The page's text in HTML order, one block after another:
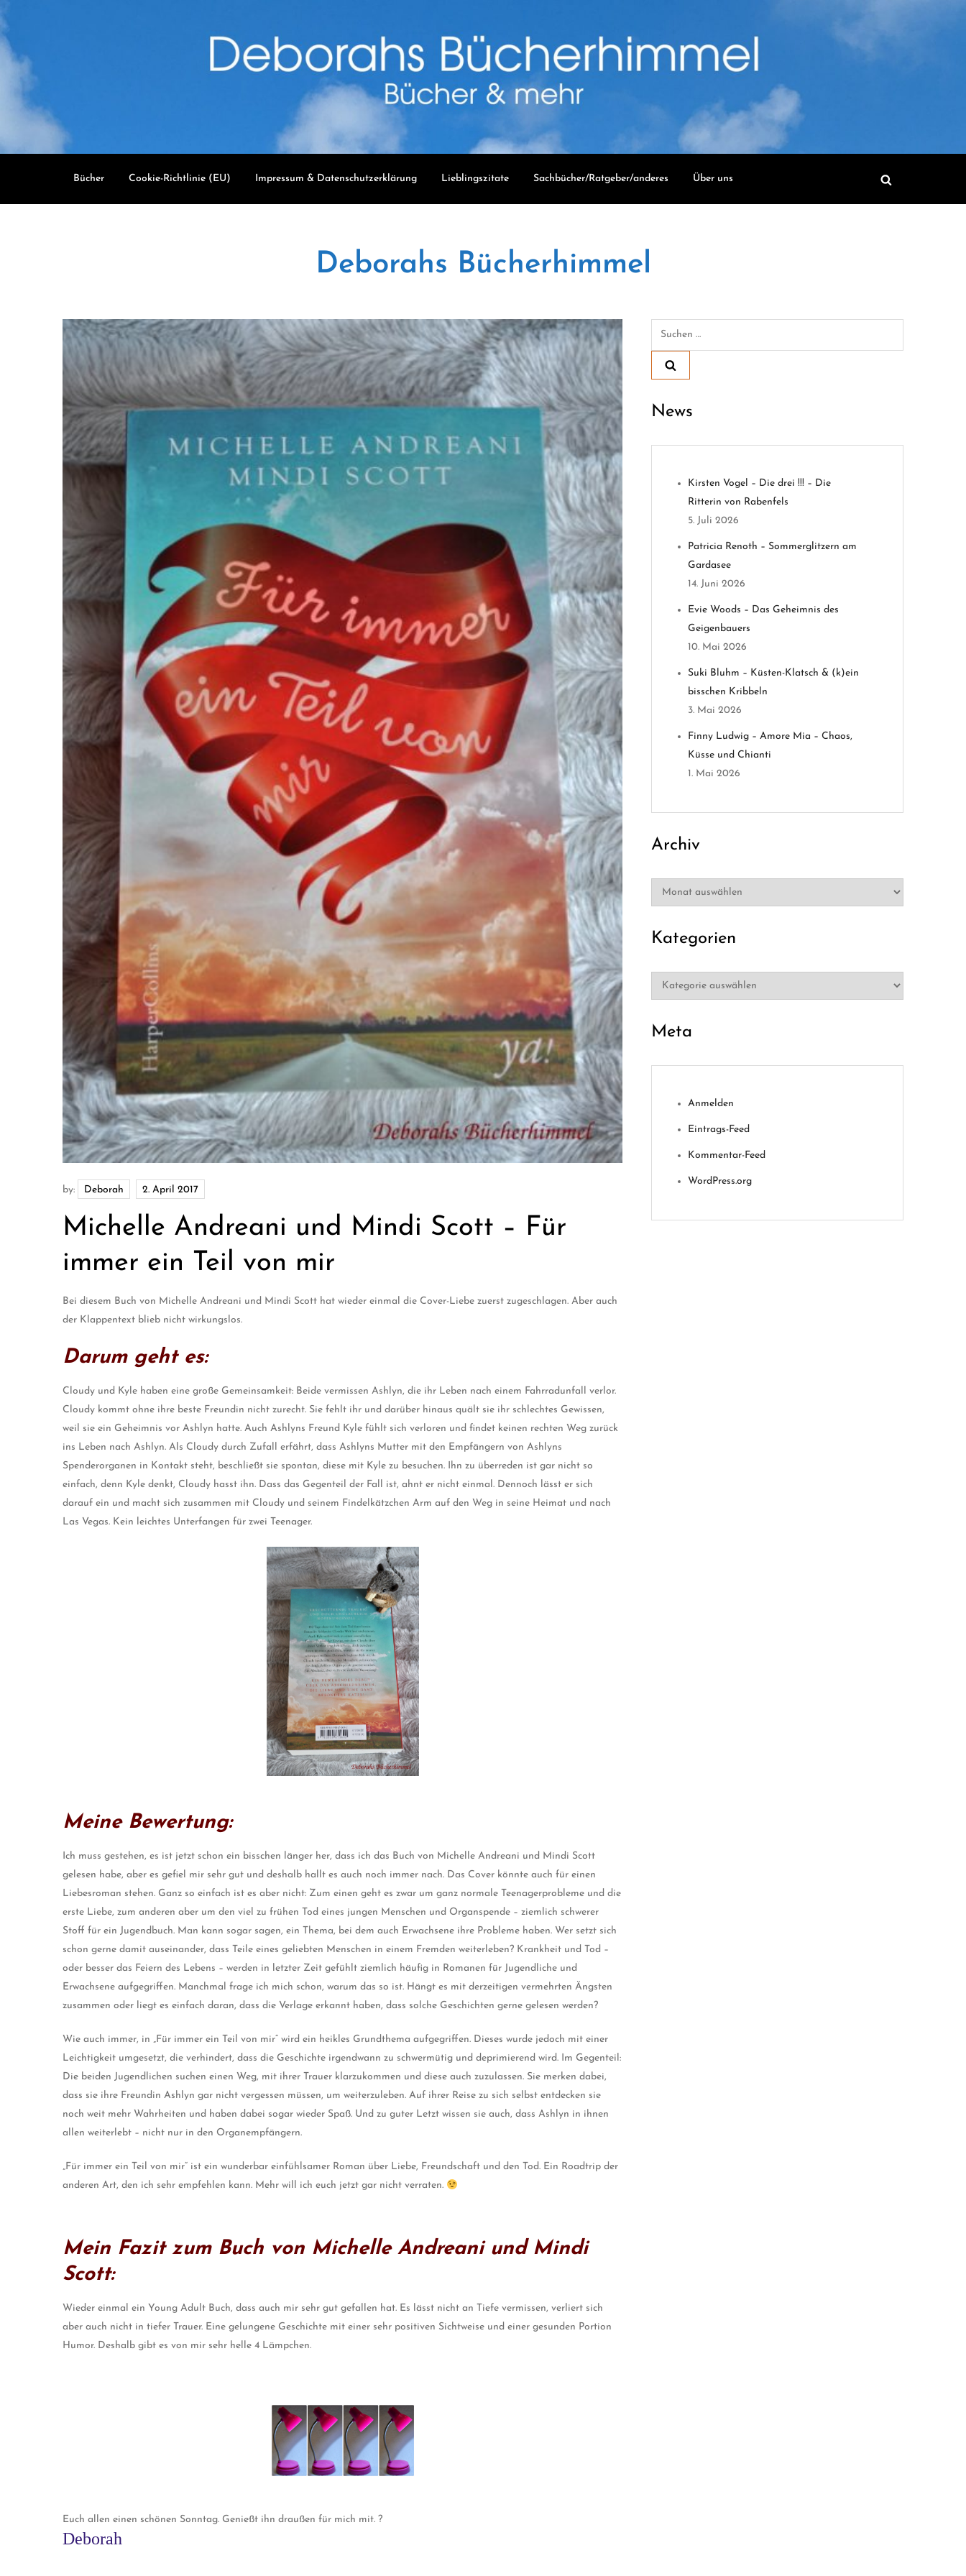
content
Bücher Cookie-Richtlinie (EU) Impressum & Datenschutzerklärung Lieblingszitate Sachbücher/Ratgeber/anderes Über uns
Deborahs Bücherhimmel
by: Deborah
Michelle Andreani und Mindi Scott – Für
immer ein Teil von mir
Bei diesem Buch von Michelle Andreani und Mindi Scott hat wieder einmal die Cover-Liebe zuerst zugeschlagen. Aber auch
der Klappentext blieb nicht wirkungslos.
Darum geht es:
Cloudy und Kyle haben eine große Gemeinsamkeit: Beide vermissen Ashlyn, die ihr Leben nach einem Fahrradunfall verlor.
Cloudy kommt ohne ihre beste Freundin nicht zurecht. Sie fehlt ihr und darüber hinaus quält sie ihr schlechtes Gewissen,
weil sie ein Geheimnis vor Ashlyn hatte. Auch Ashlyns Freund Kyle fühlt sich verloren und findet keinen rechten Weg zurück
ins Leben nach Ashlyn. Als Cloudy durch Zufall erfährt, dass Ashlyns Mutter mit den Empfängern von Ashlyns
Spenderorganen in Kontakt steht, beschließt sie spontan, diese mit Kyle zu besuchen. Ihn zu überreden ist gar nicht so
einfach, denn Kyle denkt, Cloudy hasst ihn. Dass das Gegenteil der Fall ist, ahnt er nicht einmal. Dennoch lässt er sich
darauf ein und macht sich zusammen mit Cloudy und seinem Findelkätzchen Arm auf den Weg in seine Heimat und nach
Las Vegas. Kein leichtes Unterfangen für zwei Teenager.
Meine Bewertung:
Ich muss gestehen, es ist jetzt schon ein bisschen länger her, dass ich das Buch von Michelle Andreani und Mindi Scott
gelesen habe, aber es gefiel mir sehr gut und deshalb hallt es auch noch immer nach. Das Cover könnte auch für einen
Liebesroman stehen. Ganz so einfach ist es aber nicht: Zum einen geht es zwar um ganz normale Teenagerprobleme und die
erste Liebe, zum anderen aber um den viel zu frühen Tod eines jungen Menschen und Organspende – ziemlich schwerer
Stoff für ein Jugendbuch. Man kann sogar sagen, ein Thema, bei dem auch Erwachsene ihre Probleme haben. Wer setzt sich
schon gerne damit auseinander, dass Teile eines geliebten Menschen in einem Fremden weiterleben? Krankheit und Tod –
oder besser das Feiern des Lebens – werden in letzter Zeit gefühlt ziemlich häufig in Romanen für Jugendliche und
Erwachsene aufgegriffen. Manchmal frage ich mich schon, warum das so ist. Hängt es mit derzeitigen vermehrten Ängsten
zusammen oder liegt es einfach daran, dass die Verlage erkannt haben, dass solche Geschichten gerne gelesen werden?
Wie auch immer, in „Für immer ein Teil von mir“ wird ein heikles Grundthema aufgegriffen. Dieses wurde jedoch mit einer
Leichtigkeit umgesetzt, die verhindert, dass die Geschichte irgendwann zu schwermütig und deprimierend wird. Im Gegenteil:
Die beiden Jugendlichen suchen einen Weg, mit ihrer Trauer klarzukommen und diese auch zuzulassen. Sie merken dabei,
dass sie ihre Freundin Ashlyn gar nicht vergessen müssen, um weiterzuleben. Auf ihrer Reise zu sich selbst entdecken sie
noch weit mehr Wahrheiten und haben dabei sogar wieder Spaß. Und zu guter Letzt wissen sie auch, dass Ashlyn in ihnen
allen weiterlebt – nicht nur in den Organempfängern.
„Für immer ein Teil von mir“ ist ein wunderbar einfühlsamer Roman über Liebe, Freundschaft und den Tod. Ein Roadtrip der
anderen Art, den ich sehr empfehlen kann. Mehr will ich euch jetzt gar nicht verraten.
Mein Fazit zum Buch von Michelle Andreani und Mindi
Scott:
Wieder einmal ein Young Adult Buch, dass auch mir sehr gut gefallen hat. Es lässt nicht an Tiefe vermissen, verliert sich
aber auch nicht in tiefer Trauer. Eine gelungene Geschichte mit einer sehr positiven Sichtweise und einer gesunden Portion
Humor. Deshalb gibt es von mir sehr helle 4 Lämpchen.
Euch allen einen schönen Sonntag. Genießt ihn draußen für mich mit. ?
Deborah
Suchen
News
Kirsten Vogel – Die drei !!! – Die
Ritterin von Rabenfels
5. Juli 2026
Patricia Renoth – Sommerglitzern am
Gardasee
14. Juni 2026
Evie Woods – Das Geheimnis des
Geigenbauers
10. Mai 2026
Suki Bluhm – Küsten-Klatsch & (k)ein
bisschen Kribbeln
3. Mai 2026
Finny Ludwig – Amore Mia – Chaos,
Küsse und Chianti
1. Mai 2026
Archiv
Archiv
Kategorien
Kategorien
Meta
Anmelden
Eintrags-Feed
Kommentar-Feed
WordPress.org